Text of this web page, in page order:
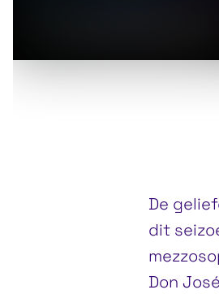
De
dit
Don